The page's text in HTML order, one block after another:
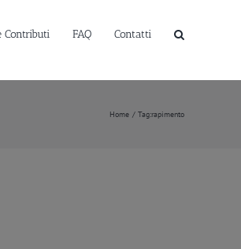
Contributi FAQ Contatti
Home Tag:rapimento